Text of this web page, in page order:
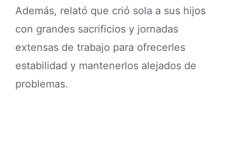
Además, relató que crió sola a sus hijos
con grandes sacrificios y jornadas
extensas de trabajo para ofrecerles
estabilidad y mantenerlos alejados de
problemas.